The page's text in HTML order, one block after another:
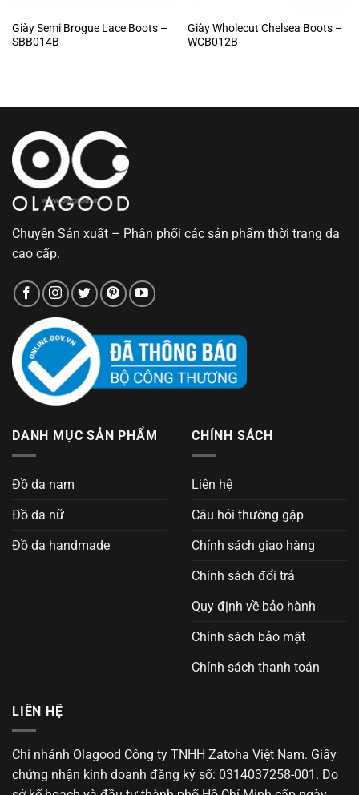
Giày Semi Brogue Lace Boots –
SBB014B
Giày Wholecut Chelsea Boots –
WCB012B
Chuyên Sản xuất – Phân phối các sản phẩm thời trang da
cao cấp.
DANH MỤC SẢN PHẨM
Đồ da nam
Đồ da nữ
Đồ da handmade
CHÍNH SÁCH
Liên hệ
Câu hỏi thường gặp
Chính sách giao hàng
Chính sách đổi trả
Quy định về bảo hành
Chính sách bảo mật
Chính sách thanh toán
LIÊN HỆ
Chi nhánh Olagood Công ty TNHH Zatoha Việt Nam. Giấy
chứng nhận kinh doanh đăng ký số: 0314037258-001. Do